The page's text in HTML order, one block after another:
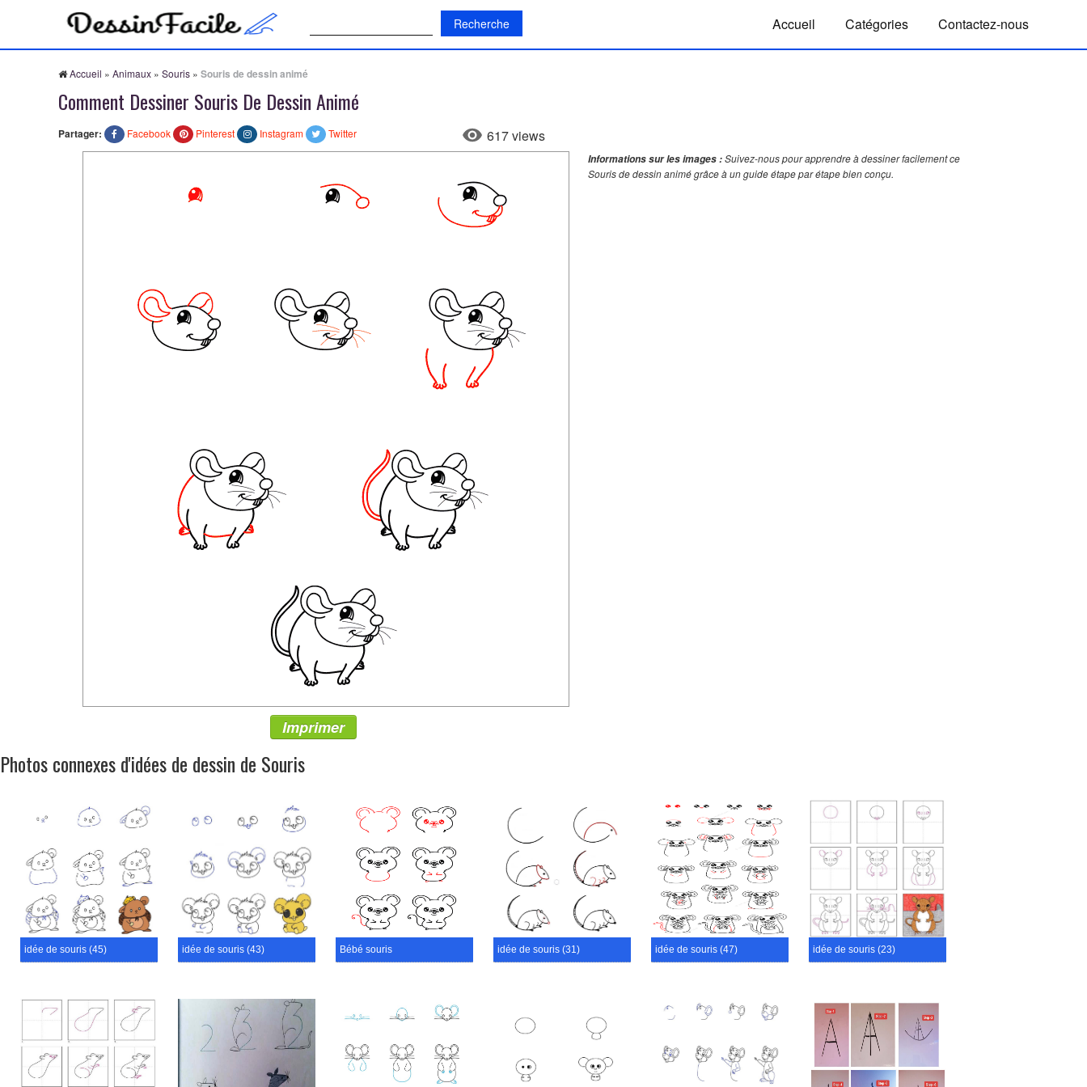
Accueil Catégories Contactez-nous
Accueil » Animaux » Souris » Souris de dessin animé
Comment Dessiner Souris De Dessin Animé
Partager: Facebook Pinterest Instagram Twitter 617 views
Informations sur les images :Suivez-nous pour apprendre à dessiner facilement ce
Souris de dessin animé grâce à un guide étape par étape bien conçu.
Imprimer
Photos connexes d'idées de dessin de Souris
idée de souris (45) idée de souris (43) Bébé souris idée de souris (31) idée de souris (47) idée de souris (23)